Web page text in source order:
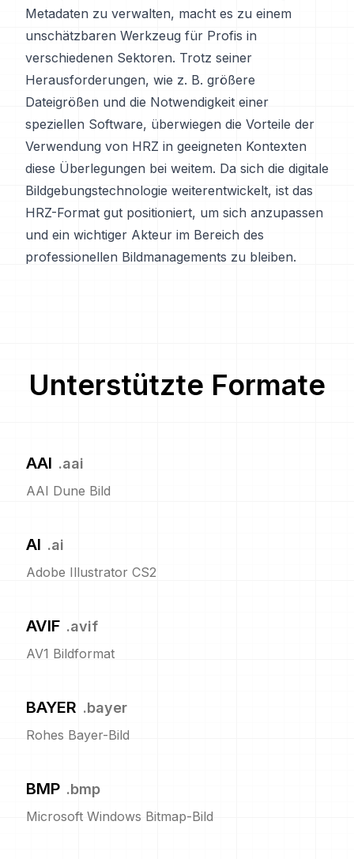
Metadaten zu verwalten, macht es zu einem
unschätzbaren Werkzeug für Profis in
verschiedenen Sektoren. Trotz seiner
Herausforderungen, wie z. B. größere
Dateigrößen und die Notwendigkeit einer
speziellen Software, überwiegen die Vorteile der
Verwendung von HRZ in geeigneten Kontexten
diese Überlegungen bei weitem. Da sich die digitale
Bildgebungstechnologie weiterentwickelt, ist das
HRZ-Format gut positioniert, um sich anzupassen
und ein wichtiger Akteur im Bereich des
professionellen Bildmanagements zu bleiben.
Unterstützte Formate
AAI .aai
AAI Dune Bild
AI .ai
Adobe Illustrator CS2
AVIF .avif
AV1 Bildformat
BAYER .bayer
Rohes Bayer-Bild
BMP .bmp
Microsoft Windows Bitmap-Bild